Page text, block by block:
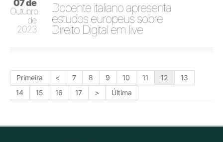
07 de
Outubro
de
2023
Docente italiano apresenta
estudos europeus sobre
Direito Digital em live
Primeira < 7 8 9 10 11 12
13
14
15 16 17 > Última